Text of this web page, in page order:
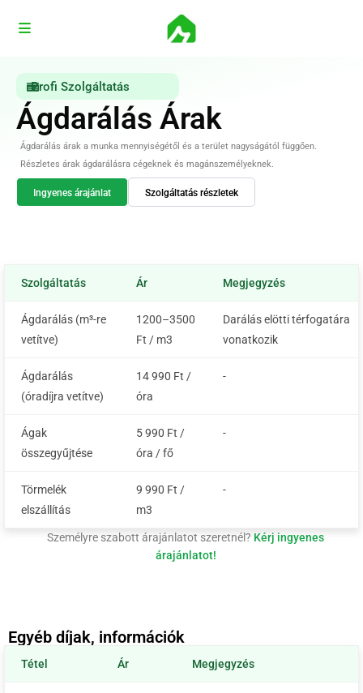
Profi Szolgáltatás
Ágdarálás Árak
Ágdarálás árak a munka mennyiségétől és a terület nagyságától függően.
Részletes árak ágdarálásra cégeknek és magánszemélyeknek.
Ingyenes árajánlat Szolgáltatás részletek
Szolgáltatás Ár Megjegyzés
Ágdarálás (m³-re
vetítve)
1200–3500
Ft / m3
Darálás elötti térfogatára
vonatkozik
Ágdarálás
(óradíjra vetítve)
14 990 Ft /
óra
-
Ágak
összegyűjtése
5 990 Ft /
óra / fő
-
Törmelék
elszállítás
9 990 Ft /
m3
-
Személyre szabott árajánlatot szeretnél? Kérj ingyenes
árajánlatot!
Egyéb díjak, információk
Tétel Ár Megjegyzés